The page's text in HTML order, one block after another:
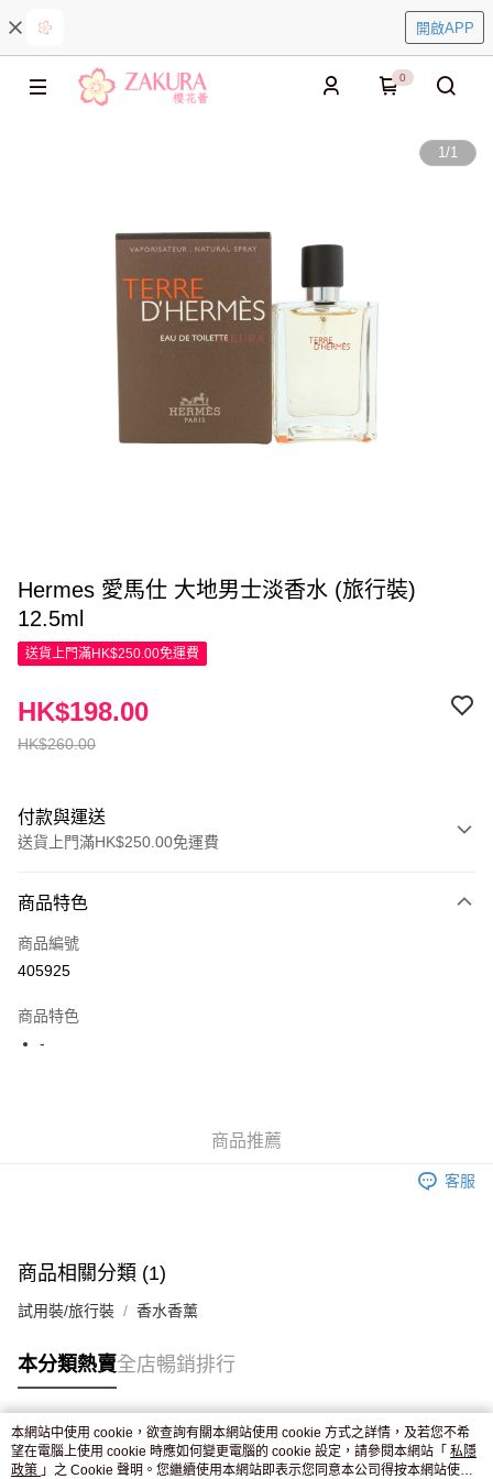
開啟APP
0
1/1
Hermes 愛馬仕 大地男士淡香水 (旅行裝)
12.5ml
送貨上門滿HK$250.00免運費
HK$260.00
HK$198.00
付款與運送
送貨上門滿HK$250.00免運費
信用卡
Apple Pay
JD京東物流，訂單確認發貨後2-4個工作天送達
商品特色
商品編號
405925
商品特色
-
商品推薦
客服
商品相關分類 (1)
試用裝/旅行裝 香水香薰
本分類熱賣全店暢銷排行
熱門標籤
本網站中使用 cookie，欲查詢有關本網站使用 cookie 方式之詳情，及若您不希
望在電腦上使用 cookie 時應如何變更電腦的 cookie 設定，請參閱本網站「 私隱
政策 」之 Cookie 聲明。您繼續使用本網站即表示您同意本公司得按本網站使用